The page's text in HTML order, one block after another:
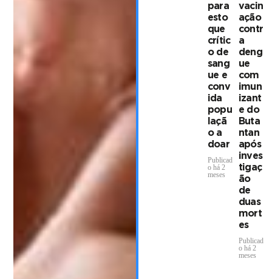
para
esto
que
crític
o de
sang
ue e
conv
ida
popu
laçã
o a
doar
Publicad
o há 2
meses
vacin
ação
contr
a
deng
ue
com
imun
izant
e do
Buta
ntan
após
inves
tigaç
ão
de
duas
mort
es
Publicad
o há 2
meses